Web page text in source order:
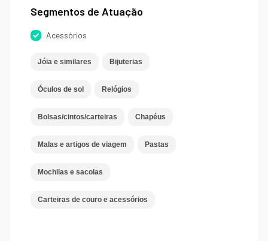
Segmentos de Atuação
Acessórios
Jóia e similares Bijuterias
Óculos de sol Relógios
Bolsas/cintos/carteiras Chapéus
Malas e artigos de viagem Pastas
Mochilas e sacolas
Carteiras de couro e acessórios